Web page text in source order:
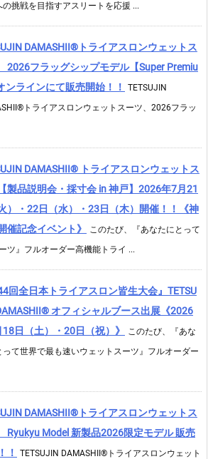
の挑戦を目指すアスリートを応援 ...
DAMASHII®︎トライアスロンウェットス
フラッグシップモデル【Super Premiu
ンラインにて販売開始！！
TETSUJIN
トライアスロンウェットスーツ、2026フラッ
DAMASHII® トライアスロンウェットス
製品説明会・採寸会 in 神戸】2026年7月21
）・22日（水）・23日（木）開催！！《神
催記念イベント》
このたび、『あなたにとって
ツ』フルオーダー高機能トライ ...
44回全日本トライアスロン皆生大会』TETSU
オフィシャルブース出展《2026
日（土）・20日（祝）》
このたび、『あな
って世界で最も速いウェットスーツ』フルオーダー
DAMASHII®︎トライアスロンウェットス
Model 新製品2026限定モデル 販売
！
TETSUJIN DAMASHII®︎トライアスロンウェット